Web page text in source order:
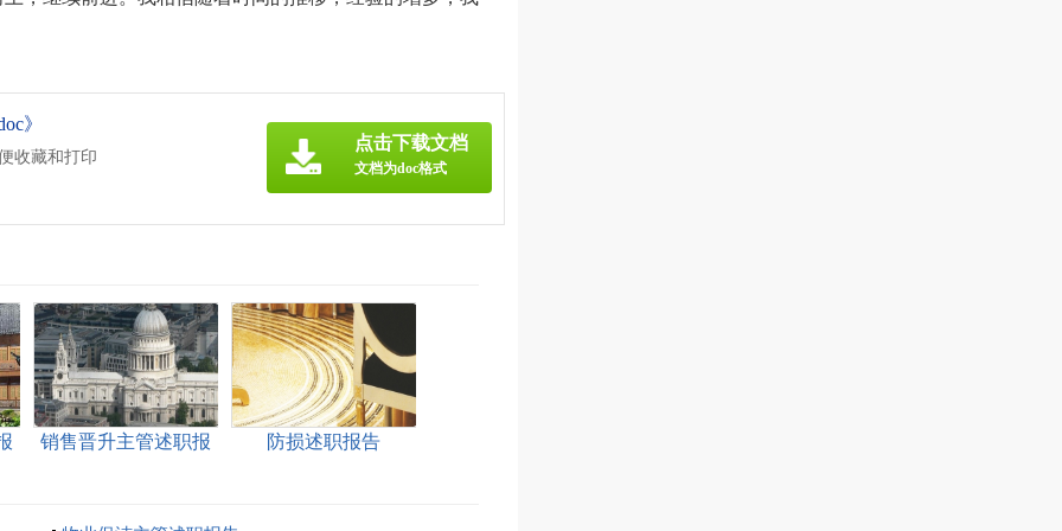
》
收藏和打印
点击下载文档
文档为doc格式
销售晋升主管述职报
防损述职报告